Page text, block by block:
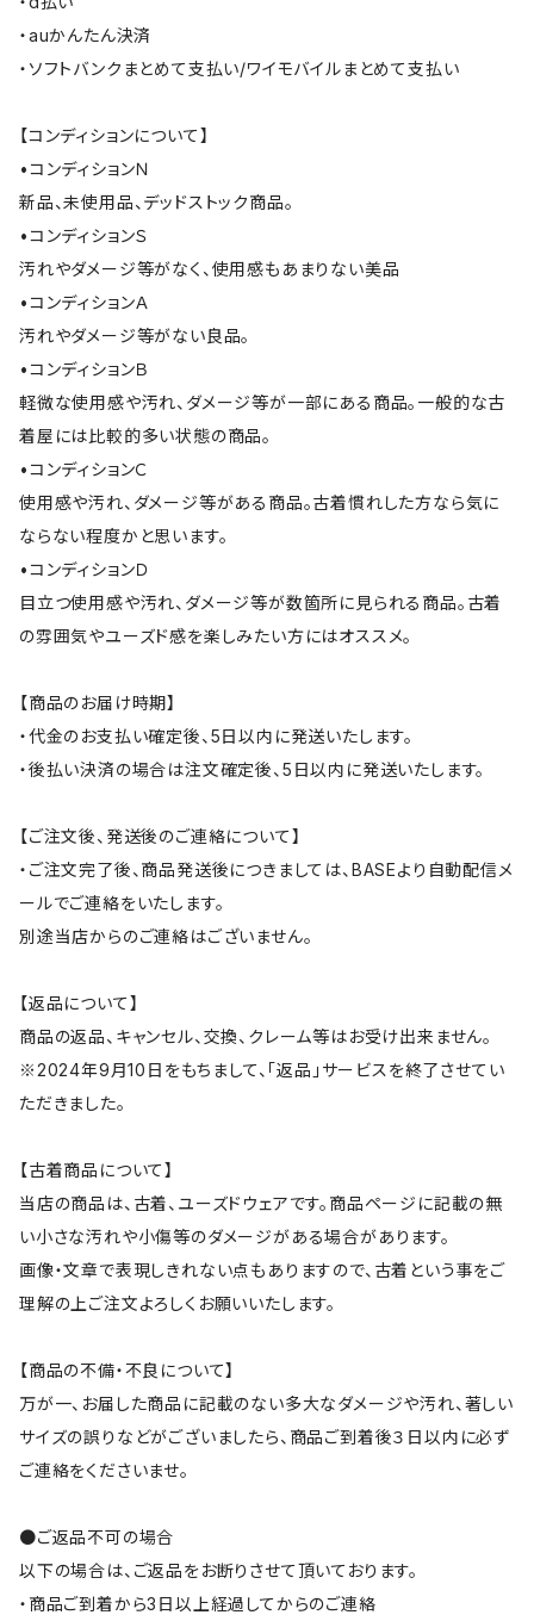
・auかんたん決済
・ソフトバンクまとめて支払い/ワイモバイルまとめて支払い
【コンディションについて】
•コンディションＮ
新品、未使用品、デッドストック商品。
•コンディションＳ
汚れやダメージ等がなく、使用感もあまりない美品
•コンディションＡ
汚れやダメージ等がない良品。
•コンディションＢ
軽微な使用感や汚れ、ダメージ等が一部にある商品。一般的な古
着屋には比較的多い状態の商品。
•コンディションＣ
使用感や汚れ、ダメージ等がある商品。古着慣れした方なら気に
ならない程度かと思います。
•コンディションＤ
目立つ使用感や汚れ、ダメージ等が数箇所に見られる商品。古着
の雰囲気やユーズド感を楽しみたい方にはオススメ。
【商品のお届け時期】
・代金のお支払い確定後、5日以内に発送いたします。
・後払い決済の場合は注文確定後、5日以内に発送いたします。
【ご注文後、発送後のご連絡について】
・ご注文完了後、商品発送後につきましては、BASEより自動配信メ
ールでご連絡をいたします。
別途当店からのご連絡はございません。
【返品について】
商品の返品、キャンセル、交換、クレーム等はお受け出来ません。
※2024年9月10日をもちまして、「返品」サービスを終了させてい
ただきました。
【古着商品について】
当店の商品は、古着、ユーズドウェアです。商品ページに記載の無
い小さな汚れや小傷等のダメージがある場合があります。
画像・文章で表現しきれない点もありますので、古着という事をご
理解の上ご注文よろしくお願いいたします。
【商品の不備・不良について】
万が一、お届した商品に記載のない多大なダメージや汚れ、著しい
サイズの誤りなどがございましたら、商品ご到着後３日以内に必ず
ご連絡をくださいませ。
●ご返品不可の場合
以下の場合は、ご返品をお断りさせて頂いております。
・商品ご到着から3日以上経過してからのご連絡